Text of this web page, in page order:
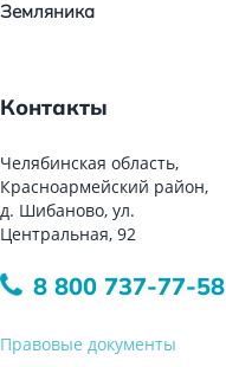
Земляника
Контакты
Челябинская область,
Красноармейский район,
д. Шибаново, ул.
Центральная, 92
8 800 737-77-58
Правовые документы